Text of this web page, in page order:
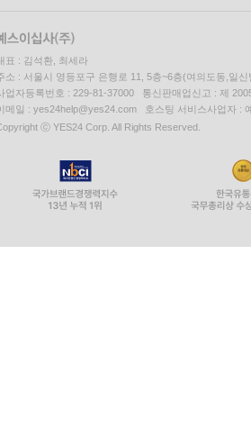
표 : 김석환, 최세라
소 : 서울시 영등포구 은행로 11, 5층~6층(여의도동,일신
업자등록번호 : 229-81-37000 통신판매업신고 : 제
메일 : yes24help@yes24.com 호스팅 서비스사업자 :
ⓒ YES24 Corp. All Rights Reserved.